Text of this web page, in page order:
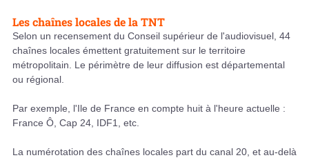
Les chaînes locales de la TNT
Selon un recensement du Conseil supérieur de l'audiovisuel, 44
chaînes locales émettent gratuitement sur le territoire
métropolitain. Le périmètre de leur diffusion est départemental
ou régional.
Par exemple, l'Ile de France en compte huit à l'heure actuelle :
France Ô, Cap 24, IDF1, etc.
La numérotation des chaînes locales part du canal 20, et au-delà